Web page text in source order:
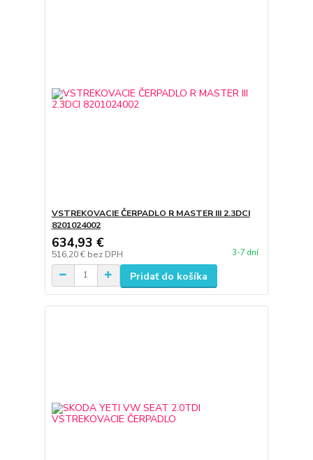
VSTREKOVACIE ČERPADLO R MASTER III 2.3DCI
8201024002
634,93 €
516,20 € bez DPH 3-7 dní
Pridať do košíka